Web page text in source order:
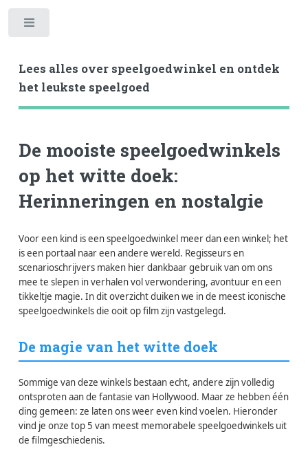
Lees alles over speelgoedwinkel en ontdek
het leukste speelgoed
De mooiste speelgoedwinkels
op het witte doek:
Herinneringen en nostalgie
Voor een kind is een speelgoedwinkel meer dan een winkel; het
is een portaal naar een andere wereld. Regisseurs en
scenarioschrijvers maken hier dankbaar gebruik van om ons
mee te slepen in verhalen vol verwondering, avontuur en een
tikkeltje magie. In dit overzicht duiken we in de meest iconische
speelgoedwinkels die ooit op film zijn vastgelegd.
De magie van het witte doek
Sommige van deze winkels bestaan echt, andere zijn volledig
ontsproten aan de fantasie van Hollywood. Maar ze hebben één
ding gemeen: ze laten ons weer even kind voelen. Hieronder
vind je onze top 5 van meest memorabele speelgoedwinkels uit
de filmgeschiedenis.